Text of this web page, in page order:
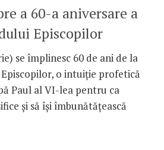
a 60-a aniversare a
Episcopilor
se împlinesc 60 de ani de la
o intuiție profetică
Paul al VI-lea pentru ca
și să își îmbunătățească